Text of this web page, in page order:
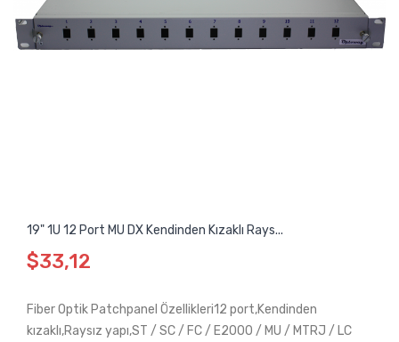
19" 1U 12 Port MU DX Kendinden Kızaklı Rays...
$33,12
Fiber Optik Patchpanel Özellikleri12 port,Kendinden
kızaklı,Raysız yapı,ST / SC / FC / E2000 / MU / MTRJ / LC